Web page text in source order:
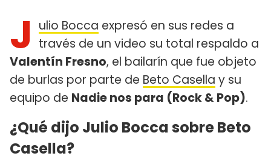
J ulio Bocca expresó en sus redes a
través de un video su total respaldo a
Valentín Fresno, el bailarín que fue objeto
de burlas por parte de Beto Casella y su
equipo de Nadie nos para (Rock & Pop).
¿Qué dijo Julio Bocca sobre Beto
Casella?